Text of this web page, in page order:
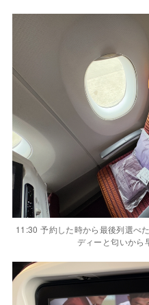
11:30 予約した時から最後列選
ディーと匂いから